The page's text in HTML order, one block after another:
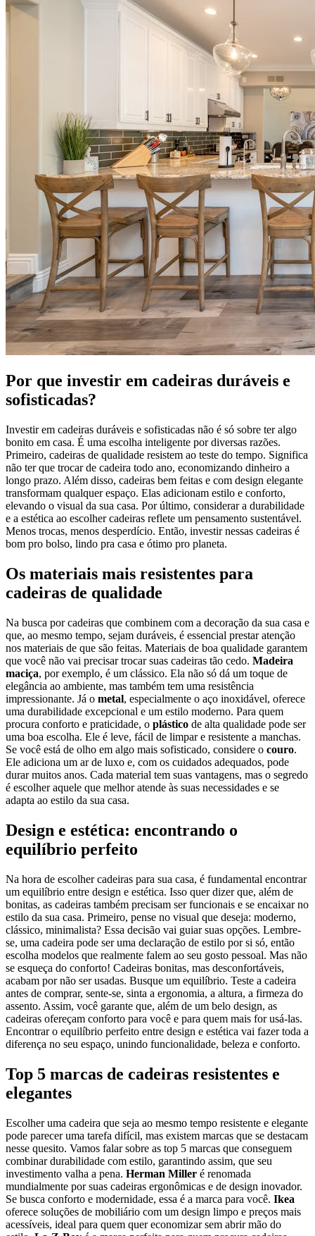
Por que investir em cadeiras duráveis e
sofisticadas?
Investir em cadeiras duráveis e sofisticadas não é só sobre ter algo
bonito em casa. É uma escolha inteligente por diversas razões.
Primeiro, cadeiras de qualidade resistem ao teste do tempo. Significa
não ter que trocar de cadeira todo ano, economizando dinheiro a
longo prazo. Além disso, cadeiras bem feitas e com design elegante
transformam qualquer espaço. Elas adicionam estilo e conforto,
elevando o visual da sua casa. Por último, considerar a durabilidade
e a estética ao escolher cadeiras reflete um pensamento sustentável.
Menos trocas, menos desperdício. Então, investir nessas cadeiras é
bom pro bolso, lindo pra casa e ótimo pro planeta.
Os materiais mais resistentes para
cadeiras de qualidade
Na busca por cadeiras que combinem com a decoração da sua casa e
que, ao mesmo tempo, sejam duráveis, é essencial prestar atenção
nos materiais de que são feitas. Materiais de boa qualidade garantem
que você não vai precisar trocar suas cadeiras tão cedo. Madeira
maciça, por exemplo, é um clássico. Ela não só dá um toque de
elegância ao ambiente, mas também tem uma resistência
impressionante. Já o metal, especialmente o aço inoxidável, oferece
uma durabilidade excepcional e um estilo moderno. Para quem
procura conforto e praticidade, o plástico de alta qualidade pode ser
uma boa escolha. Ele é leve, fácil de limpar e resistente a manchas.
Se você está de olho em algo mais sofisticado, considere o couro.
Ele adiciona um ar de luxo e, com os cuidados adequados, pode
durar muitos anos. Cada material tem suas vantagens, mas o segredo
é escolher aquele que melhor atende às suas necessidades e se
adapta ao estilo da sua casa.
Design e estética: encontrando o
equilíbrio perfeito
Na hora de escolher cadeiras para sua casa, é fundamental encontrar
um equilíbrio entre design e estética. Isso quer dizer que, além de
bonitas, as cadeiras também precisam ser funcionais e se encaixar no
estilo da sua casa. Primeiro, pense no visual que deseja: moderno,
clássico, minimalista? Essa decisão vai guiar suas opções. Lembre-
se, uma cadeira pode ser uma declaração de estilo por si só, então
escolha modelos que realmente falem ao seu gosto pessoal. Mas não
se esqueça do conforto! Cadeiras bonitas, mas desconfortáveis,
acabam por não ser usadas. Busque um equilíbrio. Teste a cadeira
antes de comprar, sente-se, sinta a ergonomia, a altura, a firmeza do
assento. Assim, você garante que, além de um belo design, as
cadeiras ofereçam conforto para você e para quem mais for usá-las.
Encontrar o equilíbrio perfeito entre design e estética vai fazer toda a
diferença no seu espaço, unindo funcionalidade, beleza e conforto.
Top 5 marcas de cadeiras resistentes e
elegantes
Escolher uma cadeira que seja ao mesmo tempo resistente e elegante
pode parecer uma tarefa difícil, mas existem marcas que se destacam
nesse quesito. Vamos falar sobre as top 5 marcas que conseguem
combinar durabilidade com estilo, garantindo assim, que seu
investimento valha a pena. Herman Miller é renomada
mundialmente por suas cadeiras ergonômicas e de design inovador.
Se busca conforto e modernidade, essa é a marca para você. Ikea
oferece soluções de mobiliário com um design limpo e preços mais
acessíveis, ideal para quem quer economizar sem abrir mão do